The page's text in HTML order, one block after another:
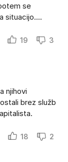
se
situacijo....
19 3
njihovi
brez služb
18 2